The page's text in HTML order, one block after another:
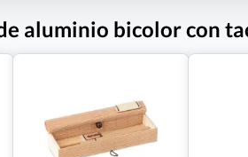
aluminio bicolor con